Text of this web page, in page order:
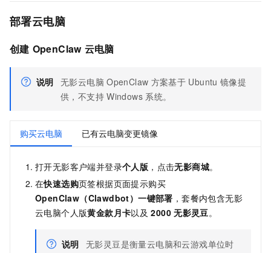
部署云电脑
创建 OpenClaw 云电脑
说明 无影云电脑 OpenClaw 方案基于 Ubuntu 镜像提
供，不支持 Windows 系统。
购买云电脑 已有云电脑变更镜像
打开无影客户端并登录个人版 ，点击无影商城。
在快速选购页签根据页面提示购买
OpenClaw（Clawdbot）一键部署 ，套餐内包含无影
云电脑个人版黄金款月卡以及 2000 无影灵豆 。
说明 无影灵豆是衡量云电脑和云游戏单位时